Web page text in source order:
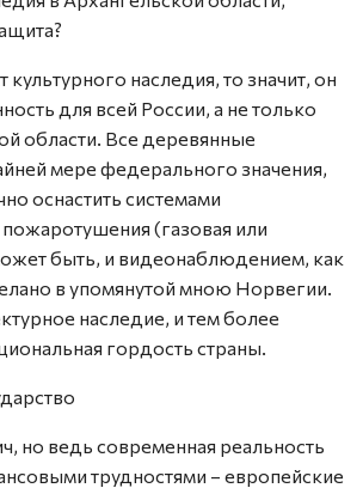
культурного наследия, то значит, он
для всей России, а не только
области. Все деревянные
мере федерального значения,
оснастить системами
(газовая или
быть, и видеонаблюдением, как
в упомянутой мною Норвегии.
наследие, и тем более
гордость страны.
но ведь современная реальность
трудностями – европейские